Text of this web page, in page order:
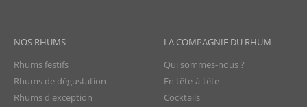
NOS RHUMS
Rhums festifs
Rhums de dégustation
Rhums d'exception
LA COMPAGNIE DU RHUM
Qui sommes-nous ?
En tête-à-tête
Cocktails